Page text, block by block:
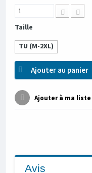
Taille
TU (M-2XL)
Ajouter au panier
Ajouter à ma
Avis